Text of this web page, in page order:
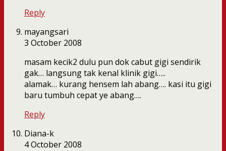
Reply
mayangsari
3 October 2008
masam kecik2 dulu pun dok cabut gigi sendirik
gak… langsung tak kenal klinik gigi…..
alamak… kurang hensem lah abang…. kasi itu gigi
baru tumbuh cepat ye abang….
Reply
Diana-k
4 October 2008